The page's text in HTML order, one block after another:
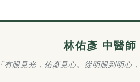
林佑彥 中醫師
「有眼見光，佑彥見心。從明眼到明心